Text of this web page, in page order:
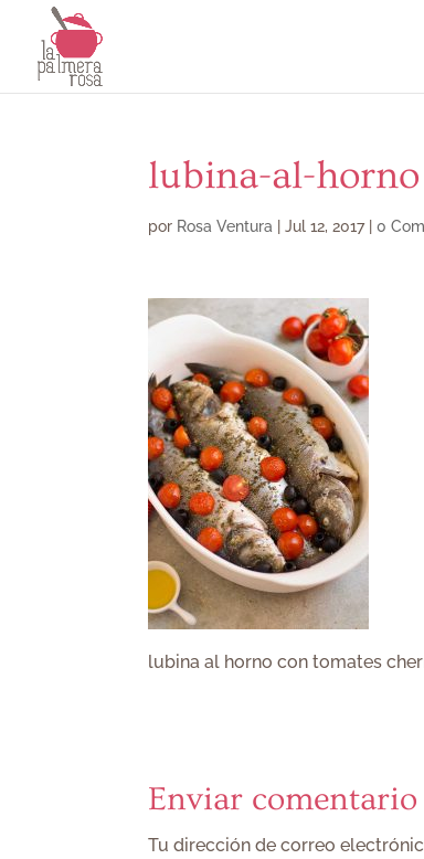
lubina-al-horno
por Rosa Ventura |Jul 12, 2017|0
lubina al horno con tomates
Enviar comentario
Tu dirección de correo